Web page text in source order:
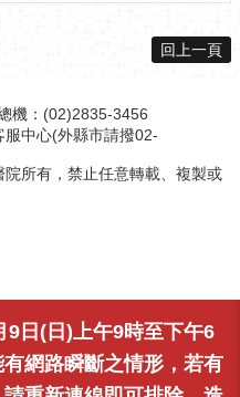
9日(日)上午9時至下午6
網路瞬斷之情形，若有
回上一頁
機：(02)2835-3456
中心(外縣市請撥02-
所有，禁止任意轉載、複製或